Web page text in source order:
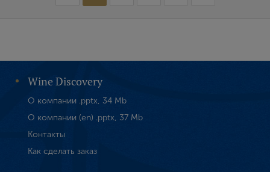
Wine Discovery
О компании .pptx, 34 Mb
О компании (en) .pptx, 37 Mb
Контакты
Как сделать заказ